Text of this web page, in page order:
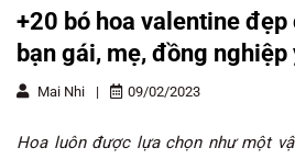
+20 bó hoa valentine
bạn gái, mẹ, đồng nghiệp
Mai Nhi | 09/02/2023
Hoa luôn được lựa chọn như một